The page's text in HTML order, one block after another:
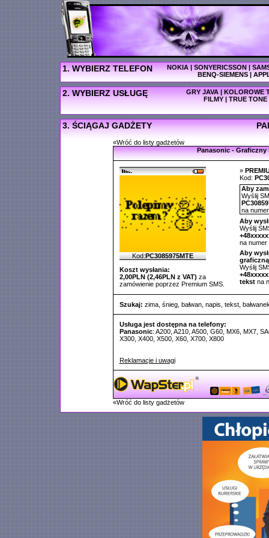
1. WYBIERZ TELEFON NOKIA|SONYERICSSON|
BENQ-SIEMENS|
2. WYBIERZ USŁUGĘ GRY JAVA | KOLOROWE
FILMY | TRUE TONE
3. ŚCIĄGAJ GADŻETY
«Wróć do listy gadżetów
Panasonic - Graficzny
Kod:PC3085975MTE
Koszt wysłania:
2,00PLN (2,46PLN z VAT) za
zamówienie poprzez Premium SMS.
»
Kod:
Aby
Wyślij
na
Aby
Wyślij
na numer
Aby
Wyślij
tekstna
Szukaj: zima, śnieg, bałwan, napis tekst,
Usługa jest dostępna na telefony:
Panasonic: A200, A210, A500, G60, MX6, MX7,
X300, X400, X500, X60, X700, X800
Reklamacje i uwagi
«Wróć do listy gadżetów